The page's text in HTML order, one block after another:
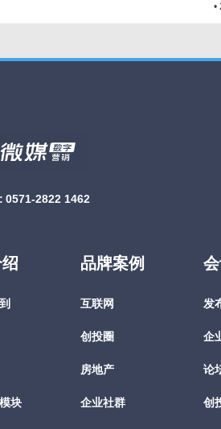
•
0571-2822 1462
块
品牌案例
互联网
创投圈
房地产
企业社群
发
企
论
创